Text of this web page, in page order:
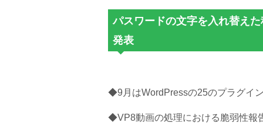
パスワードの文字を入れ替え
発表
◆9月はWordPressの25のプラグイ
◆VP8動画の処理における脆弱性報